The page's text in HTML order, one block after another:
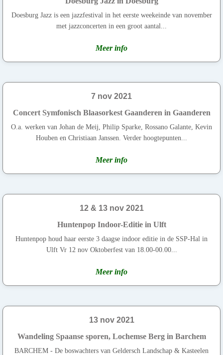
Doesburg Jazz is een jazzfestival in het eerste weekeinde van november
met jazzconcerten in een groot aantal...
Meer info
7 nov 2021
Concert Symfonisch Blaasorkest Gaanderen in Gaanderen
O.a. werken van Johan de Meij, Philip Sparke, Rossano Galante, Kevin
Houben en Christiaan Janssen. Verder hoogtepunten...
Meer info
12 & 13 nov 2021
Huntenpop Indoor-Editie in Ulft
Huntenpop houd haar eerste 3 daagse indoor editie in de SSP-Hal in
Ulft Vr 12 nov Oktoberfest van 18.00-00.00...
Meer info
13 nov 2021
Wandeling Spaanse sporen, Lochemse Berg in Barchem
BARCHEM - De boswachters van Geldersch Landschap & Kasteelen